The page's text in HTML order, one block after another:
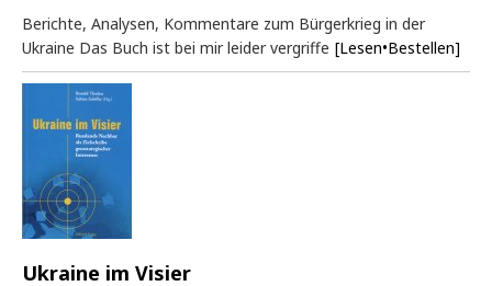
Berichte, Analysen, Kommentare zum Bürgerkrieg in der
Ukraine Das Buch ist bei mir leider vergriffe [Lesen•Bestellen]
Ukraine im Visier